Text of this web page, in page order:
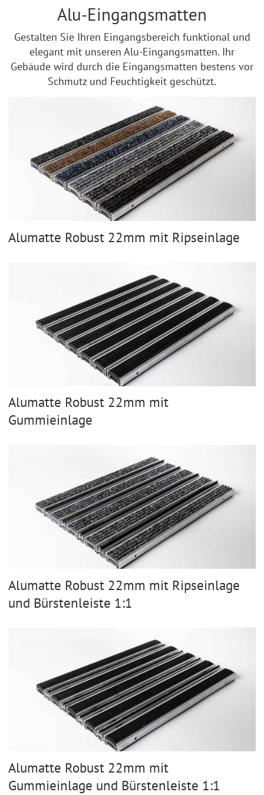
Alu-Eingangsmatten
Gestalten Sie Ihren Eingangsbereich funktional und
elegant mit unseren Alu-Eingangsmatten. Ihr
Gebäude wird durch die Eingangsmatten bestens vor
Schmutz und Feuchtigkeit geschützt.
Alumatte Robust 22mm mit Ripseinlage
Alumatte Robust 22mm mit
Gummieinlage
Alumatte Robust 22mm mit Ripseinlage
und Bürstenleiste 1:1
Alumatte Robust 22mm mit
Gummieinlage und Bürstenleiste 1:1